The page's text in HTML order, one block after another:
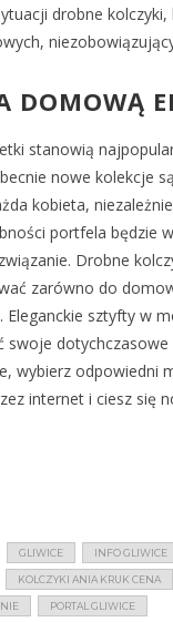
drobne kolczyki,
DOMOWĄ
stanowią
nowe kolekcje
kobieta,
portfela będzie
Drobne
zarówno do
Eleganckie sztyfty w
swoje
wybierz odpowiedni
internet i ciesz się
GLIWICE INFO GLIWICE
KOLCZYKI ANIA KRUK CENA
PORTAL GLIWICE